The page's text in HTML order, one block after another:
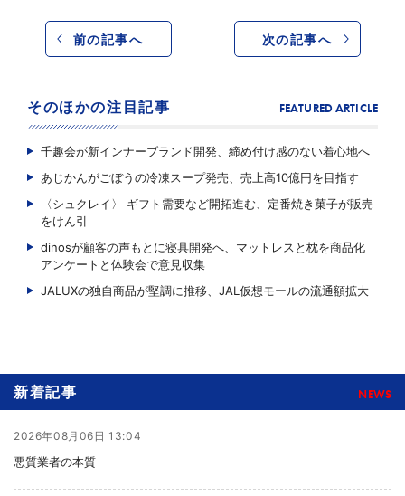
前の記事へ 次の記事へ
そのほかの注目記事 FEATURED ARTICLE
千趣会が新インナーブランド開発、締め付け感のない着心地へ
あじかんがごぼうの冷凍スープ発売、売上高10億円を目指す
〈シュクレイ〉 ギフト需要など開拓進む、定番焼き菓子が販売
をけん引
dinosが顧客の声もとに寝具開発へ、マットレスと枕を商品化
アンケートと体験会で意見収集
JALUXの独自商品が堅調に推移、JAL仮想モールの流通額拡大
新着記事 NEWS
2026年08月06日 13:04
悪質業者の本質